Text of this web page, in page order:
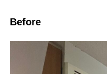
Before